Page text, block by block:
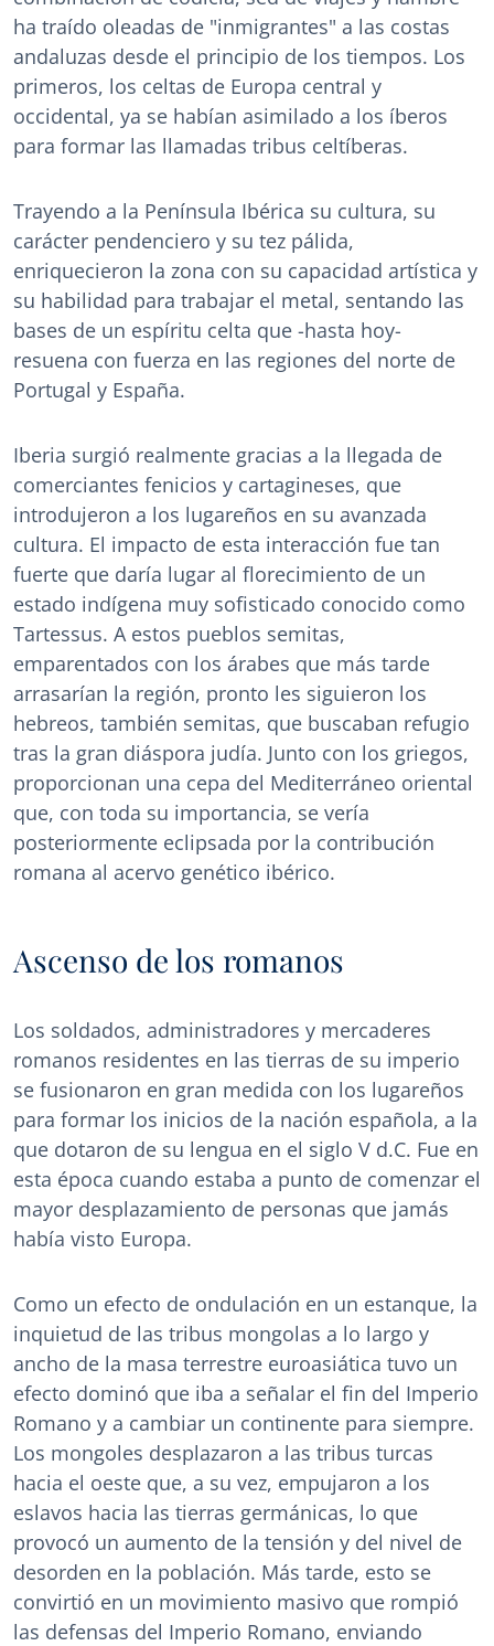
ha traído oleadas de "inmigrantes" a las costas
andaluzas desde el principio de los tiempos. Los
primeros, los celtas de Europa central y
occidental, ya se habían asimilado a los íberos
para formar las llamadas tribus celtíberas.
Trayendo a la Península Ibérica su cultura, su
carácter pendenciero y su tez pálida,
enriquecieron la zona con su capacidad artística y
su habilidad para trabajar el metal, sentando las
bases de un espíritu celta que -hasta hoy-
resuena con fuerza en las regiones del norte de
Portugal y España.
Iberia surgió realmente gracias a la llegada de
comerciantes fenicios y cartagineses, que
introdujeron a los lugareños en su avanzada
cultura. El impacto de esta interacción fue tan
fuerte que daría lugar al florecimiento de un
estado indígena muy sofisticado conocido como
Tartessus. A estos pueblos semitas,
emparentados con los árabes que más tarde
arrasarían la región, pronto les siguieron los
hebreos, también semitas, que buscaban refugio
tras la gran diáspora judía. Junto con los griegos,
proporcionan una cepa del Mediterráneo oriental
que, con toda su importancia, se vería
posteriormente eclipsada por la contribución
romana al acervo genético ibérico.
Ascenso de los romanos
Los soldados, administradores y mercaderes
romanos residentes en las tierras de su imperio
se fusionaron en gran medida con los lugareños
para formar los inicios de la nación española, a la
que dotaron de su lengua en el siglo V d.C. Fue en
esta época cuando estaba a punto de comenzar el
mayor desplazamiento de personas que jamás
había visto Europa.
Como un efecto de ondulación en un estanque, la
inquietud de las tribus mongolas a lo largo y
ancho de la masa terrestre euroasiática tuvo un
efecto dominó que iba a señalar el fin del Imperio
Romano y a cambiar un continente para siempre.
Los mongoles desplazaron a las tribus turcas
hacia el oeste que, a su vez, empujaron a los
eslavos hacia las tierras germánicas, lo que
provocó un aumento de la tensión y del nivel de
desorden en la población. Más tarde, esto se
convirtió en un movimiento masivo que rompió
las defensas del Imperio Romano, enviando